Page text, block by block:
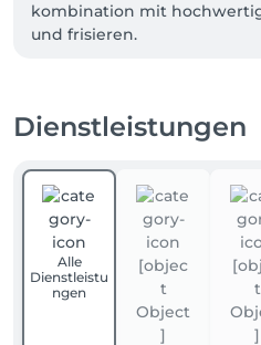
kombination mit
und frisieren.
Besuch mit einem Lächeln
Dienstleistungen
Alle
Dienstleistu
ngen